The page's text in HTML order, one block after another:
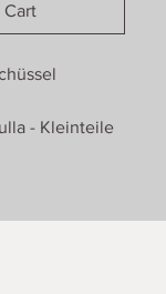
- Kleinteile